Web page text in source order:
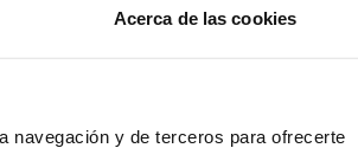
Acerca de las cookies
navegación y de terceros para ofrecerte